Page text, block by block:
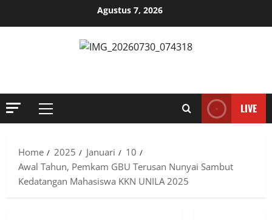
Agustus 7, 2026
Primary
LIVE
Home 2025 Januari
10
Awal Tahun, Pemkam GBU Terusan Nunyai Sambut
Kedatangan Mahasiswa KKN UNILA 2025